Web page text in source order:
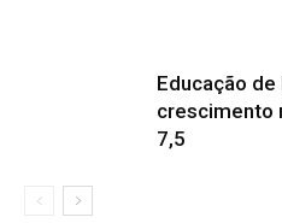
Educação
crescimento
7,5